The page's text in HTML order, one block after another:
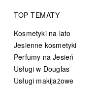
TOP TEMATY
Kosmetyki na lato
Jesienne kosmetyki
Perfumy na Jesień
Usługi w Douglas
Usługi makijażowe